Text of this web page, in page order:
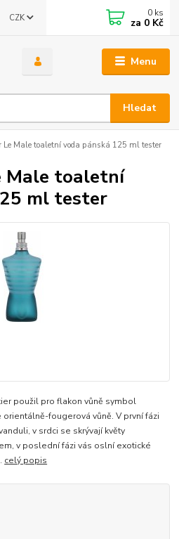
Menu
CZK
Hledat
0 ks
za 0 Kč
Le Male toaletní voda pánská 125 ml tester
Male toaletní
ml tester
použil pro flakon vůně symbol
fougerová vůně. V první fázi
v srdci se skrývají květy
v poslední fázi vás oslní exotické
celý popis